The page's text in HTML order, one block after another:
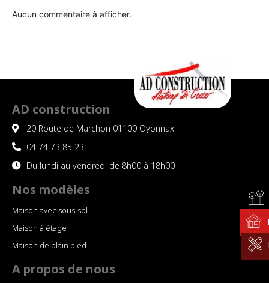
Aucun commentaire à afficher.
AD construction
20 Route de Marchon 01100 Oyonnax
04 74 73 85 23
Du lundi au vendredi de 8h00 à 18h00
Nos modèles
Maison avec sous-sol
Maison à étage
Maison de plain pied
A propos de nous